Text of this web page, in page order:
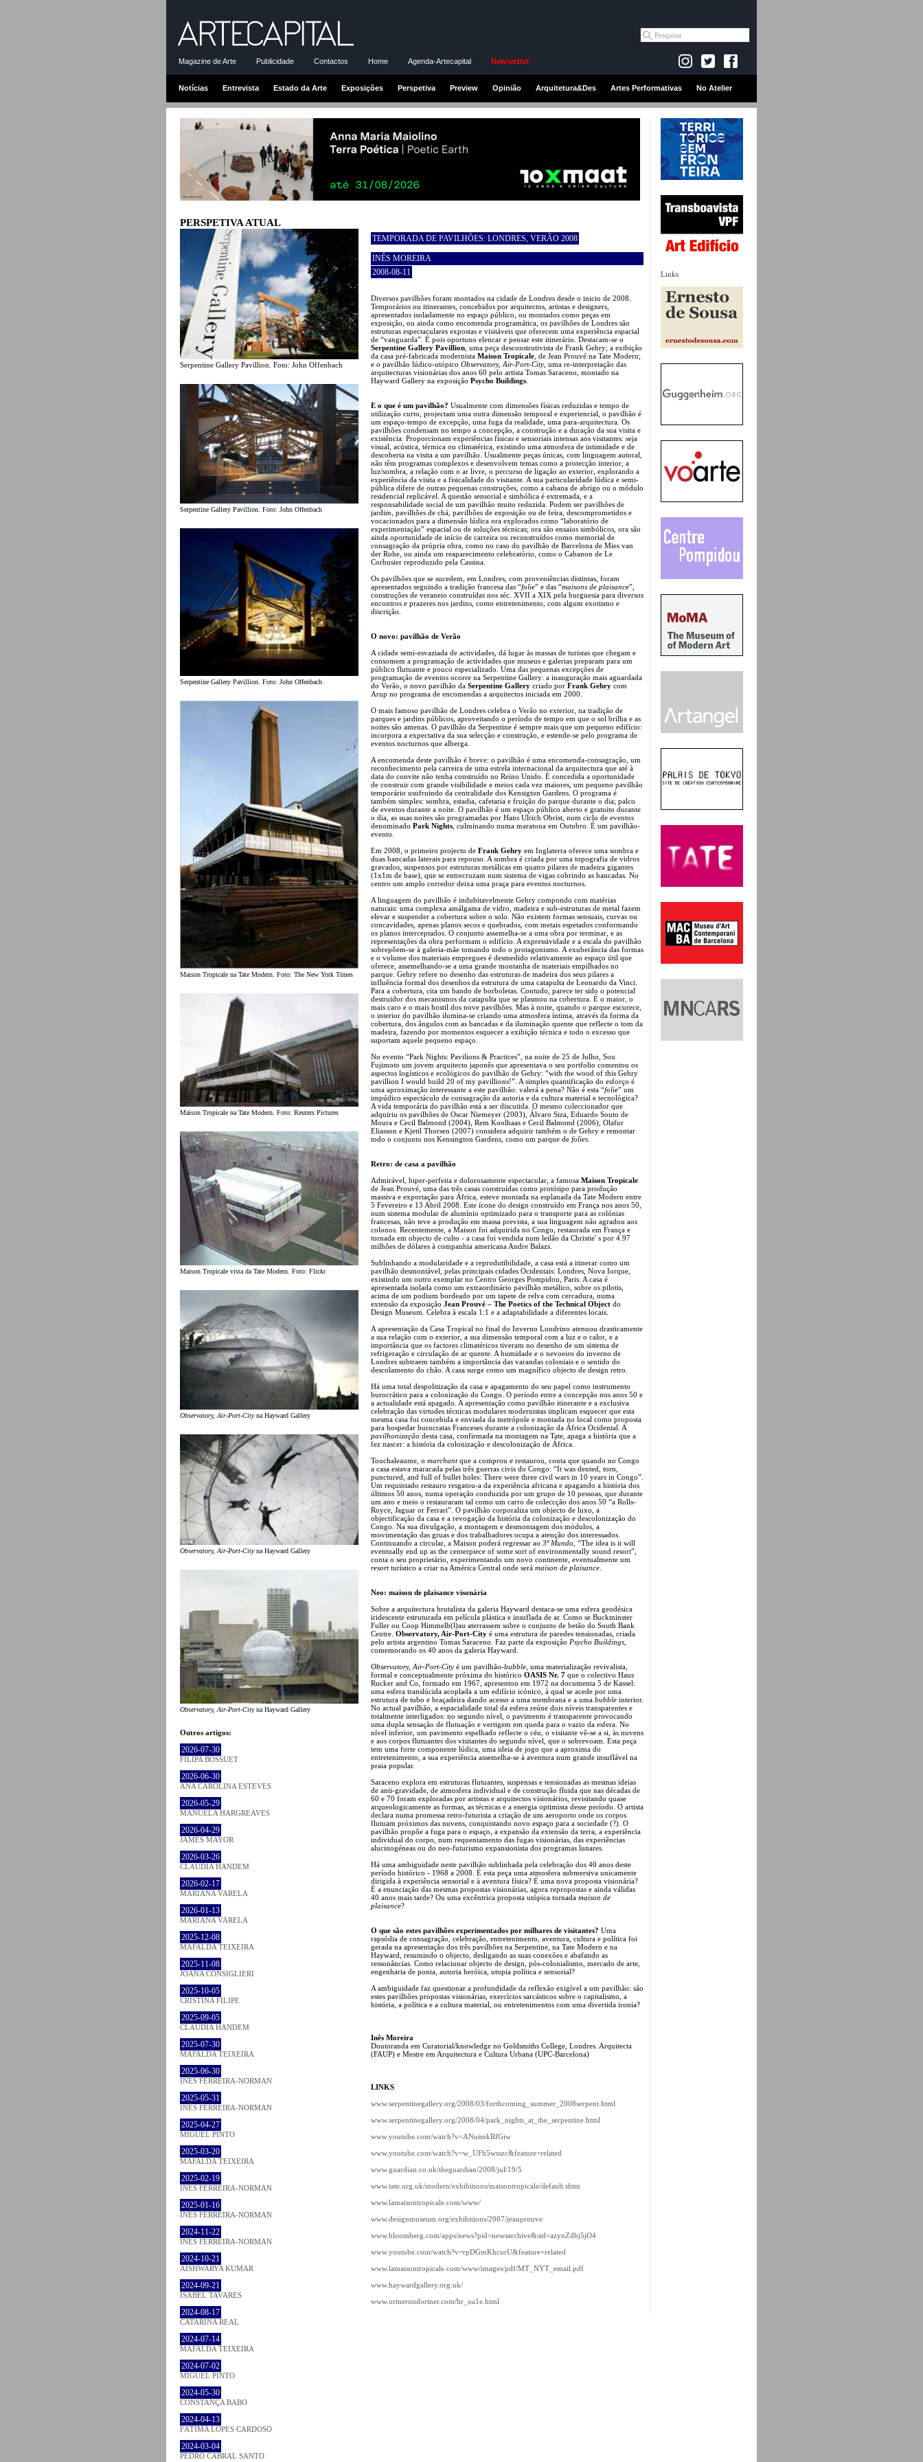
Magazine de Arte Publicidade Contactos Home Agenda-Artecapital Newsletter
Notícias Entrevista Estado da Arte Exposições Perspetiva Preview Opinião Arquitetura&Des Artes Performativas No Atelier
Links
PERSPETIVA ATUAL
Serpentine Gallery Pavillion. Foto: John Offenbach
Serpentine Gallery Pavillion. Foto: John Offenbach
Serpentine Gallery Pavillion. Foto: John Offenbach
Maison Tropicale na Tate Modern. Foto: The New York Times
Maison Tropicale na Tate Modern. Foto: Reuters Pictures
Maison Tropicale vista da Tate Modern. Foto: Flickr
Observatory, Air-Port-Cityna Hayward Gallery
Observatory, Air-Port-Cityna Hayward Gallery
Observatory, Air-Port-Cityna Hayward Gallery
Outros artigos:
2026-07-30
FILIPA BOSSUET
2026-06-30
ANA CAROLINA ESTEVES
2026-05-29
MANUELA HARGREAVES
2026-04-29
JAMES MAYOR
2026-03-26
CLÁUDIA HANDEM
2026-02-17
MARIANA VARELA
2026-01-13
MARIANA VARELA
2025-12-08
MAFALDA TEIXEIRA
2025-11-08
JOANA CONSIGLIERI
2025-10-05
CRISTINA FILIPE
2025-09-05
CLÁUDIA HANDEM
2025-07-30
MAFALDA TEIXEIRA
2025-06-30
INÊS FERREIRA-NORMAN
2025-05-31
INÊS FERREIRA-NORMAN
2025-04-27
MIGUEL PINTO
2025-03-20
MAFALDA TEIXEIRA
2025-02-19
INÊS FERREIRA-NORMAN
2025-01-16
INÊS FERREIRA-NORMAN
2024-11-22
INÊS FERREIRA-NORMAN
2024-10-21
AISHWARYA KUMAR
2024-09-21
ISABEL TAVARES
2024-08-17
CATARINA REAL
2024-07-14
MAFALDA TEIXEIRA
2024-07-02
MIGUEL PINTO
2024-05-30
CONSTANÇA BABO
2024-04-13
FÁTIMA LOPES CARDOSO
2024-03-04
PEDRO CABRAL SANTO
TEMPORADA DE PAVILHÕES: LONDRES, VERÃO 2008
INÊS MOREIRA
2008-08-11
Diversos pavilhões foram montados na cidade de Londres desde o inicio de 2008.
Temporários ou itinerantes, concebidos por arquitectos, artistas e designers,
apresentados isoladamente no espaço público, ou montados como peças em
exposição, ou ainda como encomenda programática, os pavilhões de Londres são
estruturas espectaculares expostas e visitáveis que oferecem uma experiência espacial
de “vanguarda”. É pois oportuno elencar e pensar este itinerário. Destacam-se o
Serpentine Gallery Pavillion , uma peça desconstrutivista de Frank Gehry; a exibição
da casa pré-fabricada modernista Maison Tropicale , de Jean Prouvé na Tate Modern;
e o pavilhão lúdico-utópico Observatory, Air-Port-City , uma re-interpretação das
arquitecturas visionárias dos anos 60 pelo artista Tomas Saraceno, montado na
Hayward Gallery na exposição Psycho Buildings
E o que é um pavilhão? Usualmente com dimensões físicas reduzidas e tempo de
utilização curto, projectam uma outra dimensão temporal e experiencial, o pavilhão é
um espaço-tempo de excepção, uma fuga da realidade, uma para-arquitectura. Os
pavilhões condensam no tempo a concepção, a construção e a duração da sua visita e
existência. Proporcionam experiências físicas e sensoriais intensas aos visitantes: seja
visual, acústica, térmica ou climatérica, existindo uma atmosfera de intimidade e de
descoberta na visita a um pavilhão. Usualmente peças únicas, com linguagem autoral,
não têm programas complexos e desenvolvem temas como a protecção interior, a
luz/sombra, a relação com o ar livre, o percurso de ligação ao exterior, explorando a
experiência da visita e a fisicalidade do visitante. A sua particularidade lúdica e semi-
pública difere de outras pequenas construções, como a cabana de abrigo ou o módulo
residencial replicável. A questão sensorial e simbólica é extremada, e a
responsabilidade social de um pavilhão muito reduzida. Podem ser pavilhões de
jardim, pavilhões de chá, pavilhões de exposição ou de feira, descomprometidos e
vocacionados para a dimensão lúdica ora explorados como “laboratório de
experimentação” espacial ou de soluções técnicas; ora são ensaios simbólicos, ora são
ainda oportunidade de início de carreira ou reconstruídos como memorial de
consagração da própria obra, como no caso do pavilhão de Barcelona de Mies van
der Rohe, ou ainda um reaparecimento celebratório, como o Cabanon de Le
Corbusier reproduzido pela Cassina.
Os pavilhões que se sucedem, em Londres, com proveniências distintas, foram
apresentados seguindo a tradição francesa das “folie” e das “maisons de plaisance”,
construções de veraneio construídas nos séc. XVII a XIX pela burguesia para diversos
encontros e prazeres nos jardins, como entretenimento, com algum exotismo e
discrição.
O novo: pavilhão de Verão
A cidade semi-esvaziada de actividades, dá lugar às massas de turistas que chegam e
consomem a programação de actividades que museus e galerias preparam para um
público flutuante e pouco especializado. Uma das pequenas excepções de
programação de eventos ocorre na Serpentine Gallery: a inauguração mais aguardada
do Verão, o novo pavilhão da Serpentine Gallery criado por Frank Gehry com
Arup no programa de encomendas a arquitectos iniciada em 2000.
O mais famoso pavilhão de Londres celebra o Verão no exterior, na tradição de
parques e jardins públicos, aproveitando o período de tempo em que o sol brilha e as
noites são amenas. O pavilhão da Serpentine é sempre mais que um pequeno edifício:
incorpora a expectativa da sua selecção e construção, e estende-se pelo programa de
eventos nocturnos que alberga.
A encomenda deste pavilhão é breve: o pavilhão é uma encomenda-consagração, um
reconhecimento pela carreira de uma estrela internacional da arquitectura que até à
data do convite não tenha construído no Reino Unido. É concedida a oportunidade
de construir com grande visibilidade e meios cada vez maiores, um pequeno pavilhão
temporário usufruindo da centralidade dos Kensigton Gardens. O programa é
também simples: sombra, estadia, cafetaria e fruição do parque durante o dia; palco
de eventos durante a noite. O pavilhão é um espaço público aberto e gratuito durante
o dia, as suas noites são programadas por Hans Ulrich Obrist, num ciclo de eventos
denominado Park Nights , culminando numa maratona em Outubro. É um pavilhão-
evento.
Em 2008, o primeiro projecto de Frank Gehry em Inglaterra oferece uma sombra e
duas bancadas laterais para repouso. A sombra é criada por uma topografia de vidros
gravados, suspensos por estruturas metálicas em quatro pilares de madeira gigantes
(1x1m de base), que se entrecruzam num sistema de vigas cobrindo as bancadas. No
centro um amplo corredor deixa uma praça para eventos nocturnos.
A linguagem do pavilhão é indubitavelmente Gehry compondo com matérias
naturais: uma complexa amálgama de vidro, madeira e sub-estruturas de metal fazem
elevar e suspender a cobertura sobre o solo. Não existem formas sensuais, curvas ou
concavidades, apenas planos secos e quebrados, com metais espetados conformando
os planos interceptados. O conjunto assemelha-se a uma obra por terminar, e as
representações da obra performam o edifício. A expressividade e a escala do pavilhão
sobrepõem-se à galeria-mãe tomando todo o protagonismo. A exuberância das formas
e o volume dos materiais empregues é desmedido relativamente ao espaço útil que
oferece, assemelhando-se a uma grande montanha de materiais empilhados no
parque. Gehry refere no desenho das estruturas de madeira dos seus pilares a
influência formal dos desenhos da estrutura de uma catapulta de Leonardo da Vinci.
Para a cobertura, cita um bando de borboletas. Contudo, parece ter sido o potencial
destruidor dos mecanismos da catapulta que se plasmou na cobertura. É o maior, o
mais caro e o mais hostil dos nove pavilhões. Mas à noite, quando o parque escurece,
o interior do pavilhão ilumina-se criando uma atmosfera íntima, através da forma da
cobertura, dos ângulos com as bancadas e da iluminação quente que reflecte o tom da
madeira, fazendo por momentos esquecer a exibição técnica e todo o excesso que
suportam aquele pequeno espaço.
No evento “Park Nights: Pavilions & Practices”, na noite de 25 de Julho, Sou
Fujimoto um jovem arquitecto japonês que apresentava o seu portfolio comentou os
aspectos logísticos e ecológicos do pavilhão de Gehry: “with the wood of this Gehry
pavillion I would build 20 of my pavillions!”. A simples quantificação do esforço é
uma aproximação interessante a este pavilhão: valerá a pena? Não é esta “folie” um
impúdico espectáculo de consagração da autoria e da cultura material e tecnológica?
A vida temporária do pavilhão está a ser discutida. O mesmo coleccionador que
adquiriu os pavilhões de Oscar Niemeyer (2003), Álvaro Siza, Eduardo Souto de
Moura e Cecil Balmond (2004), Rem Koolhaas e Cecil Balmond (2006), Olafur
Eliasson e Kjetil Thorsen (2007) considera adquirir também o de Gehry e remontar
todo o conjunto nos Kensington Gardens, como um parque de folies
Retro: de casa a pavilhão
Admirável, hiper-perfeita e dolorosamente espectacular, a famosa Maison Tropicale
de Jean Prouvé, uma das três casas construídas como protótipo para produção
massiva e exportação para África, esteve montada na esplanada da Tate Modern entre
5 Fevereiro e 13 Abril 2008. Este ícone do design construído em França nos anos 50,
num sistema modular de alumínio optimizado para o transporte para as colónias
francesas, não teve a produção em massa prevista, a sua linguagem não agradou aos
colonos. Recentemente, a Maison foi adquirida no Congo, restaurada em França e
tornada em objecto de culto - a casa foi vendida num leilão da Christie' s por 4.97
milhões de dólares à companhia americana Andre Balazs.
Sublinhando a modularidade e a reprodutibilidade, a casa está a itinerar como um
pavilhão desmontável, pelas principais cidades Ocidentais: Londres, Nova Iorque,
existindo um outro exemplar no Centro Georges Pompidou, Paris. A casa é
apresentada isolada como um extraordinário pavilhão metálico, sobre os pilotis,
acima de um podium bordeado por um tapete de relva com cercadura, numa
extensão da exposição Jean Prouvé – The Poetics of the Technical Object do
Design Museum. Celebra à escala 1:1 e a adaptabilidade a diferentes locais.
A apresentação da Casa Tropical no final do Inverno Londrino atenuou drasticamente
a sua relação com o exterior, a sua dimensão temporal com a luz e o calor, e a
importância que os factores climatéricos tiveram no desenho de um sistema de
refrigeração e circulação de ar quente. A humidade e o nevoeiro do inverno de
Londres subtraem também a importância das varandas coloniais e o sentido do
descolamento do chão. A casa surge como um magnífico objecto de design retro.
Há uma total despolitização da casa e apagamento do seu papel como instrumento
burocrático para a colonização do Congo. O período entre a concepção nos anos 50 e
a actualidade está apagado. A apresentação como pavilhão itinerante e a exclusiva
celebração das virtudes técnicas modulares modernistas implicam esquecer que esta
mesma casa foi concebida e enviada da metrópole e montada no local como proposta
para hospedar burocratas Franceses durante a colonização da África Ocidental. A
pavilhonização desta casa, confirmada na montagem na Tate, apaga a história que a
fez nascer: a história da colonização e descolonização de África.
Touchaleaume, o marchantque a comprou e restaurou, conta que quando no Congo
a casa estava maracada pelas três guerras civis do Congo: “It was dented, torn,
punctured, and full of bullet holes: There were three civil wars in 10 years in Congo”.
Um requintado restauro resgatou-a da experiência africana e apagando a história dos
últimos 50 anos, numa operação conduzida por um grupo de 10 pessoas, que durante
um ano e meio o restauraram tal como um carro de coleccção dos anos 50 “a Rolls-
Royce, Jaguar or Ferrari”. O pavilhão corporaliza um objecto de luxo, a
objectificação da casa e a revogação da história da colonização e descolonização do
Congo. Na sua divulgação, a montagem e desmontagem dos módulos, a
movimentação das gruas e dos trabalhadores ocupa a atenção dos interessados.
Continuando a circular, a Maison poderá regressar ao 3º Mundo , “The idea is it will
eventually end up as the centerpiece of some sort of environmentally sound resort”,
conta o seu proprietário, experimentando um novo continente, eventualmente um
resortturístico a criar na América Central onde será maison de plaisance
Neo: maison de plaisance visonária
Sobre a arquitectura brutalista da galeria Hayward destaca-se uma esfera geodésica
iridescente estruturada em película plástica e insuflada de ar. Como se Buckminster
Fuller ou Coop Himmelb(l)au aterrassem sobre o conjunto de betão do South Bank
Centre. Observatory, Air-Port-City é uma estrutura de paredes tensionadas, criada
pelo artista argentino Tomas Saraceno. Faz parte da exposição Psycho Buildings
comemorando os 40 anos da galeria Hayward.
Observatory, Air-Port-City é um pavilhão-bubble , uma materialização revivalista,
formal e conceptualmente próxima do histórico OASIS Nr. 7 que o colectivo Haus
Rucker and Co, formado em 1967, apresentou em 1972 na documenta 5 de Kassel:
uma esfera translúcida acoplada a um edifício icónico, à qual se acede por uma
estrutura de tubo e braçadeira dando acesso a uma membrana e a uma bubble interior.
No actual pavilhão, a espacialidade total da esfera reúne dois níveis transparentes e
totalmente interligados: no segundo nível, o pavimento é transparente provocando
uma dupla sensação de flutuação e vertigem em queda para o vazio da esfera. No
nível inferior, um pavimento espelhado reflecte o céu, o visitante vê-se a si, às nuvens
e aos corpos flutuantes dos visitantes do segundo nível, que o sobrevoam. Esta peça
tem uma forte componente lúdica, uma ideia de jogo que a aproxima do
entretenimento, a sua experiência assemelha-se à aventura num grande insuflável na
praia popular.
Saraceno explora em estruturas flutuantes, suspensas e tensionadas as mesmas ideias
de anti-gravidade, de atmosfera individual e de construção fluida que nas décadas de
60 e 70 foram exploradas por artistas e arquitectos visionários, revisitando quase
arqueologicamente as formas, as técnicas e a energia optimista desse período. O artista
declara numa promessa retro-futurista a criação de um aeroporto onde os corpos
flutuam próximos das nuvens, conquistando novo espaço para a sociedade (?). O
pavilhão propõe a fuga para o espaço, a expansão da extensão da terra, a experiência
individual do corpo, num requentamento das fugas visionárias, das experiências
alucinogéneas ou do neo-futurismo expansionista dos programas lunares.
Há uma ambiguidade neste pavilhão sublinhada pela celebração dos 40 anos deste
período histórico - 1968 a 2008. É esta peça uma atmosfera submersiva unicamente
dirigida à experiência sensorial e à aventura física? É uma nova proposta visionária?
É a enunciação das mesmas propostas visionárias, agora repropostas e ainda válidas
40 anos mais tarde? Ou uma excêntrica proposta utópica tornada maison de
plaisance?
O que são estes pavilhões experimentados por milhares de visitantes? Uma
rapsódia de consagração, celebração, entretenimento, aventura, cultura e política foi
gerada na apresentação dos três pavilhões na Serpentine, na Tate Modern e na
Hayward, resumindo o objecto, desligando as suas conexões e abafando as
ressonâncias. Como relacionar objecto de design, pós-colonialismo, mercado de arte,
engenharia de ponta, autoria heróica, utopia política e sensorial?
A ambiguidade faz questionar a profundidade da reflexão exigível a um pavilhão: são
estes pavilhões propostas visionárias, exercícios sarcásticos sobre o capitalismo, a
história, a política e a cultura material, ou entretenimentos com uma divertida ironia?
Inês Moreira
Doutoranda em Curatorial/knowledge no Goldsmiths College, Londres. Arquitecta
(FAUP) e Mestre em Arquitectura e Cultura Urbana (UPC-Barcelona)
LINKS
www.serpentinegallery.org/2008/03/forthcoming_summer_2008serpent.html
www.serpentinegallery.org/2008/04/park_nights_at_the_serpentine.html
www.youtube.com/watch?v=ANuimkRfGiw
www.youtube.com/watch?v=w_UFh5wsszc&feature=related
www.guardian.co.uk/theguardian/2008/jul/19/5
www.tate.org.uk/modern/exhibitions/maisontropicale/default.shtm
www.lamaisontropicale.com/www/
www.designmuseum.org/exhibitions/2007/jeanprouve
www.bloomberg.com/apps/news?pid=newsarchive&sid=azynZdbj5jO4
www.youtube.com/watch?v=rpDGmKhcurU&feature=related
www.lamaisontropicale.com/www/images/pdf/MT_NYT_email.pdf
www.haywardgallery.org.uk/
www.ortnerundortner.com/hr_oa1e.html